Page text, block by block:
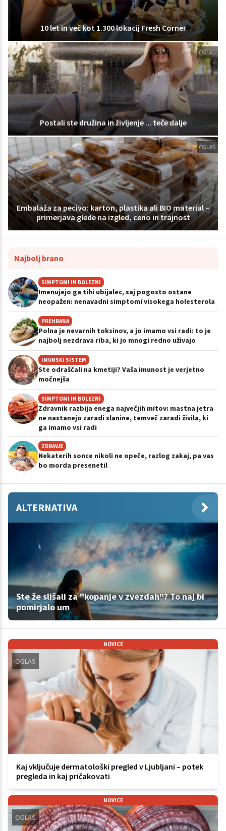
10 let in več kot 1.300 lokacij Fresh Corner
OGLAS
Postali ste družina in življenje ... teče dalje
OGLAS
Embalaža za pecivo: karton, plastika ali BIO material –
primerjava glede na izgled, ceno in trajnost
Najbolj brano
SIMPTOMI IN BOLEZNI
Imenujejo ga tihi ubijalec, saj pogosto ostane
neopažen: nenavadni simptomi visokega holesterola
PREHRANA
Polna je nevarnih toksinov, a jo imamo vsi radi: to je
najbolj nezdrava riba, ki jo mnogi redno uživajo
IMUNSKI SISTEM
Ste odraščali na kmetiji? Vaša imunost je verjetno
močnejša
SIMPTOMI IN BOLEZNI
Zdravnik razbija enega največjih mitov: mastna jetra
ne nastanejo zaradi slanine, temveč zaradi živila, ki
ga imamo vsi radi
ZDRAVJE
Nekaterih sonce nikoli ne opeče, razlog zakaj, pa vas
bo morda presenetil
ALTERNATIVA
Ste že slišali za "kopanje v zvezdah"? To naj bi
pomirjalo um
NOVICE
OGLAS
Kaj vključuje dermatološki pregled v Ljubljani – potek
pregleda in kaj pričakovati
NOVICE
OGLAS